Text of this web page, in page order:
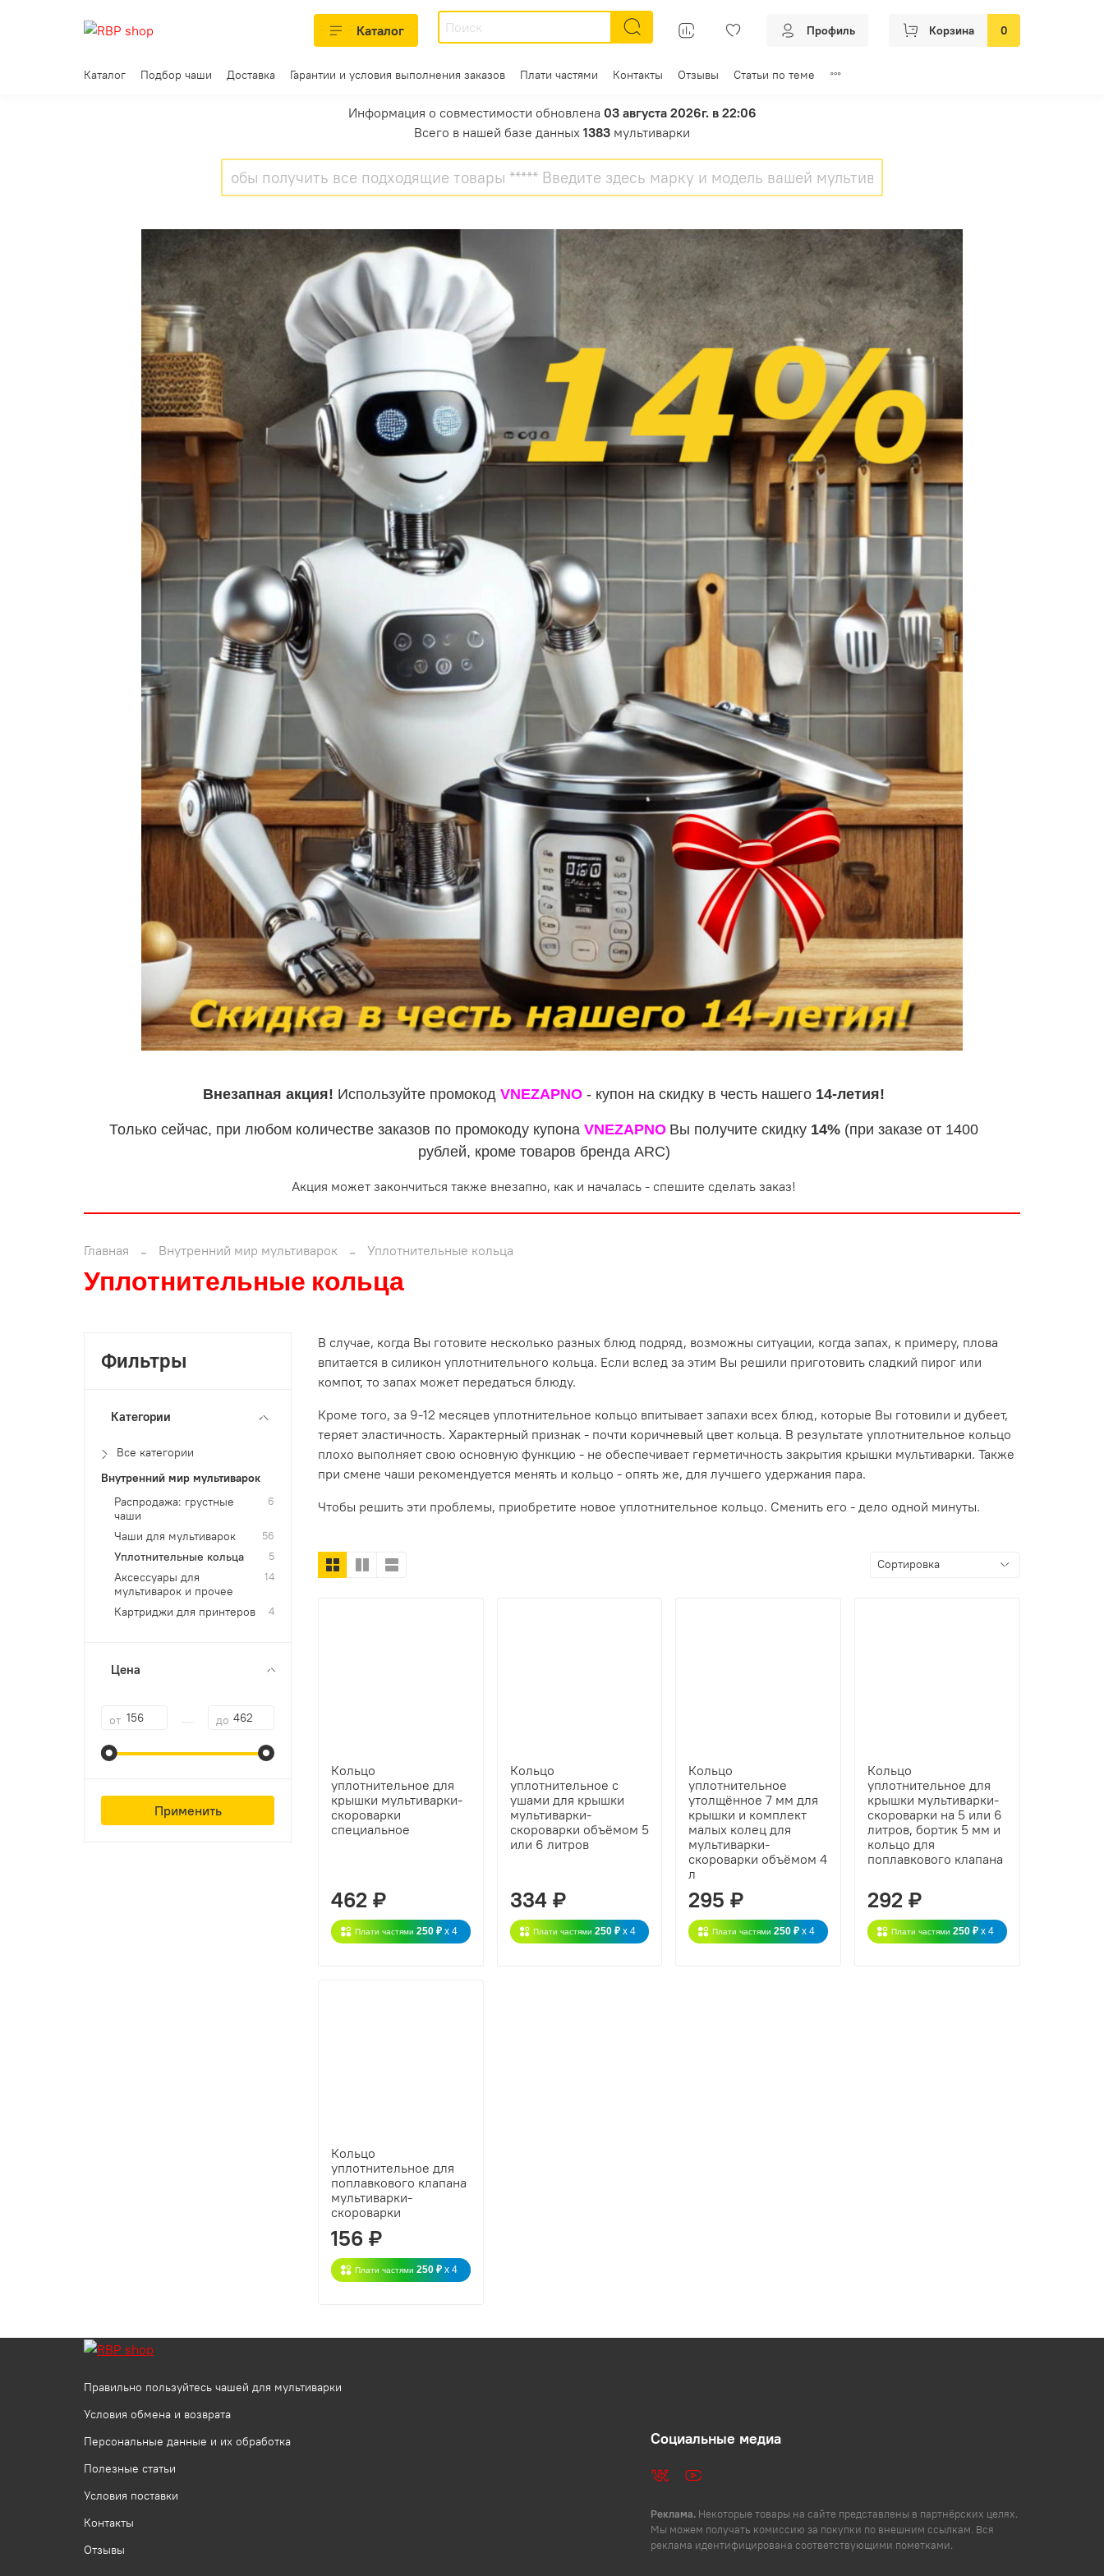
Каталог Профиль Корзина 0
Каталог Подбор чаши Доставка Гарантии и условия выполнения заказов Плати частями Контакты Отзывы Статьи по теме
Информация о совместимости обновлена 03 августа 2026г. в 22:06
Всего в нашей базе данных 1383 мультиварки
Внезапная акция! Используйте промокод VNEZAPNO - купон на скидку в честь нашего 14-летия!
Только сейчас, при любом количестве заказов по промокоду купона VNEZAPNO Вы получите скидку 14% (при заказе от 1400
рублей, кроме товаров бренда ARC)
Акция может закончиться также внезапно, как и началась - спешите сделать заказ!
Главная Внутренний мир мультиварок Уплотнительные кольца
Уплотнительные кольца
В случае, когда Вы готовите несколько разных блюд подряд, возможны ситуации, когда запах, к примеру, плова
впитается в силикон уплотнительного кольца. Если вслед за этим Вы решили приготовить сладкий пирог или
компот, то запах может передаться блюду.
Кроме того, за 9-12 месяцев уплотнительное кольцо впитывает запахи всех блюд, которые Вы готовили и дубеет,
теряет эластичность. Характерный признак - почти коричневый цвет кольца. В результате уплотнительное кольцо
плохо выполняет свою основную функцию - не обеспечивает герметичность закрытия крышки мультиварки. Также
при смене чаши рекомендуется менять и кольцо - опять же, для лучшего удержания пара.
Чтобы решить эти проблемы, приобретите новое уплотнительное кольцо. Сменить его - дело одной минуты.
Кольцо
уплотнительное для
крышки мультиварки-
скороварки
специальное
462 ₽
Плати частями 250 ₽ x 4
Кольцо
уплотнительное с
ушами для крышки
мультиварки-
скороварки объёмом 5
или 6 литров
334 ₽
Плати частями250 ₽ x 4
Кольцо
уплотнительное
утолщённое 7 мм для
крышки и комплект
малых колец для
мультиварки-
скороварки объёмом 4
л
295 ₽
Плати частями250 ₽ x 4
Кольцо
уплотнительное для
крышки мультиварки-
скороварки на 5 или 6
литров, бортик 5 мм и
кольцо для
поплавкового клапана
292 ₽
Плати частями 250 ₽ x 4
Кольцо
уплотнительное для
поплавкового клапана
мультиварки-
скороварки
156 ₽
Плати частями 250 ₽ x 4
Фильтры
Категории
Все категории
Внутренний мир мультиварок
Распродажа: грустные
чаши
6
Чаши для мультиварок 56
Уплотнительные кольца 5
Аксессуары для
мультиварок и прочее
14
Картриджи для принтеров 4
Цена
от до
Применить
Правильно пользуйтесь чашей для мультиварки
Условия обмена и возврата
Персональные данные и их обработка
Полезные статьи
Условия поставки
Контакты
Отзывы
Социальные медиа
Реклама. Некоторые товары на сайте представлены в партнёрских целях.
Мы можем получать комиссию за покупки по внешним ссылкам. Вся
реклама идентифицирована соответствующими пометками.